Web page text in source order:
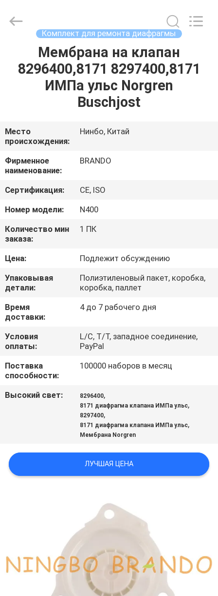
ДОМОЙ
ПРОДУКТЫ
НАС
ЭКСКУРСИЯ
ПО
ЗАВОДУ
КОНТРОЛЬ
КАЧЕСТВА
СВЯЖИТЕСЬ
С
НАМИ
ЗАПРОСИТЕ
NEWS
САЙТА
ПОЛИТИКА
Комплект для ремонта диафрагмы
Мембрана на клапан
8296400,8171 8297400,8171
ИМПа ульс Norgren
Buschjost
Место
происхождения:
Нинбо, Китай
Фирменное
наименование:
BRANDO
Сертификация:
CE, ISO
Номер модели:
N400
Количество мин
заказа:
1 ПК
Цена:
Подлежит обсуждению
Упаковывая
детали:
Полиэтиленовый пакет, коробка,
коробка, паллет
Время
доставки:
4 до 7 рабочего дня
Условия
оплаты:
L/C, T/T, западное соединение,
PayPal
Поставка
способности:
100000 наборов в месяц
Высокий свет: 8296400,
8171 диафрагма клапана ИМПа ульс,
8297400,
8171 диафрагма клапана ИМПа ульс,
Мембрана Norgren
ЛУЧШАЯ ЦЕНА